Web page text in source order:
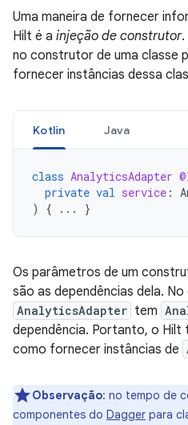
Uma maneira de fornecer
Hilt é a injeção de construtor.
no construtor de uma classe
fornecer instâncias dessa
Kotlin Java
class AnalyticsAdapter
private val service :
)
{ ... }
Os parâmetros de um
são as dependências dela. No
AnalyticsAdapter tem
dependência. Portanto, o Hilt
como fornecer instâncias de
Observação: no tempo de
componentes do Dagger para